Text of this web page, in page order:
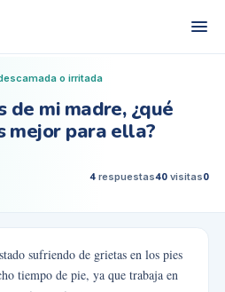
o irritada
de mi madre, ¿qué
mejor para ella?
4 respuestas40 visitas0
sufriendo de grietas en los pies
tiempo de pie, ya que trabaja en